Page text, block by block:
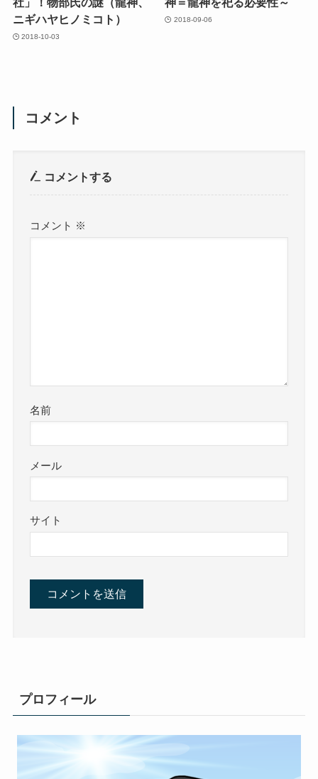
ニギハヤヒノミコト）
2018-10-03
2018-09-06
コメント
コメントする
コメント ※
名前
メール
サイト
プロフィール